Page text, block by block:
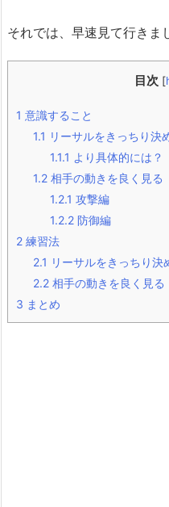
それでは、早速見て行きま
目次 [
1 意識すること
1.1 リーサルをきっちり決
1.1.1 より具体的には？
1.2 相手の動きを良く見る
1.2.1 攻撃編
1.2.2 防御編
2 練習法
2.1 リーサルをきっちり決
2.2 相手の動きを良く見る
3 まとめ